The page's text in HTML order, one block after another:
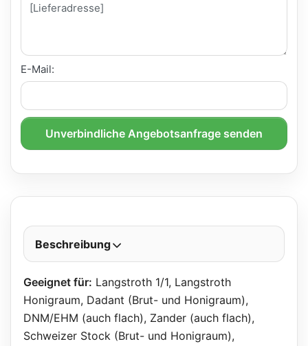
E-Mail:
Unverbindliche Angebotsanfrage senden
Beschreibung
Geeignet für: Langstroth 1/1, Langstroth
Honigraum, Dadant (Brut- und Honigraum),
DNM/EHM (auch flach), Zander (auch flach),
Schweizer Stock (Brut- und Honigraum),